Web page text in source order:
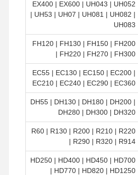
EX400 | EX600 | UH043 | UH052
| UH53 | UH07 | UH081 | UH082 |
UH083
FH120 | FH130 | FH150 | FH200
| FH220 | FH270 | FH300
EC55 | EC130 | EC150 | EC200 |
EC210 | EC240 | EC290 | EC360
DH55 | DH130 | DH180 | DH200 |
DH280 | DH300 | DH320
R60 | R130 | R200 | R210 | R220
| R290 | R320 | R914
HD250 | HD400 | HD450 | HD700
| HD770 | HD820 | HD1250